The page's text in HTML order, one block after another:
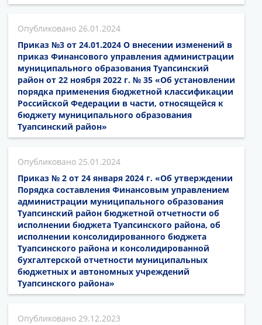
26.01.2024
Приказ №3 от 24.01.2024 О внесении изменений в
приказ Финансового управления администрации
муниципального образования Туапсинский
район от 22 ноября 2022 г. № 35 «Об установлении
порядка применения бюджетной классификации
Российской Федерации в части, относящейся к
бюджету муниципального образования
Туапсинский район»
25.01.2024
Приказ № 2 от 24 января 2024 г. «Об утверждении
Порядка составления Финансовым управлением
администрации муниципального образования
Туапсинский район бюджетной отчетности об
исполнении бюджета Туапсинского района, об
исполнении консолидированного бюджета
Туапсинского района и консолидированной
бухгалтерской отчетности муниципальных
бюджетных и автономных учреждений
Туапсинского района»
29.12.2023